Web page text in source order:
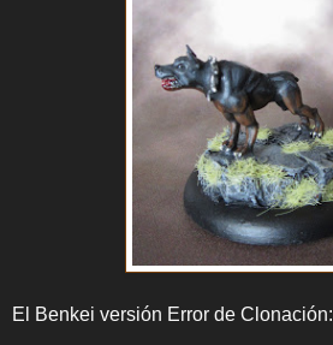
El Benkei versión Error de Clonación: